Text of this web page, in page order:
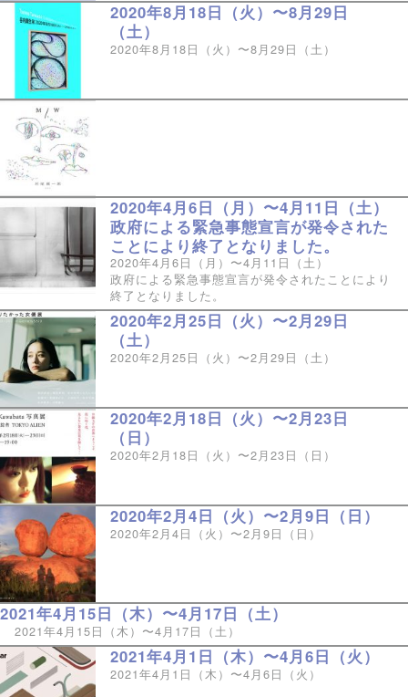
2020年8月18日（火）〜8月29日
（土）
2020年8月18日（火）〜8月29日（土）
2020年4月6日（月）〜4月11日（土）
政府による緊急事態宣言が発令された
ことにより終了となりました。
2020年4月6日（月）〜4月11日（土）
政府による緊急事態宣言が発令されたことにより
終了となりました。
2020年2月25日（火）〜2月29日
（土）
2020年2月25日（火）〜2月29日（土）
2020年2月18日（火）〜2月23日
（日）
2020年2月18日（火）〜2月23日（日）
2020年2月4日（火）〜2月9日（日）
2020年2月4日（火）〜2月9日（日）
2021年4月15日（木）〜4月17日（土）
2021年4月15日（木）〜4月17日（土）
2021年4月1日（木）〜4月6日（火）
2021年4月1日（木）〜4月6日（火）